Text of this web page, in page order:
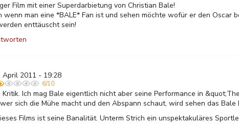
Film mit einer Superdarbietung von Christian Bale!
wenn man eine *BALE* Fan ist und sehen möchte wofür er den Oscar
enttäuscht sein!
April 2011 - 19:28
6/10
Ich mag Bale eigentlich nicht aber seine Performance in
sich die Mühe macht und den Abspann schaut, wird sehen das
Films ist seine Banalität. Unterm Strich ein unspektakuläres